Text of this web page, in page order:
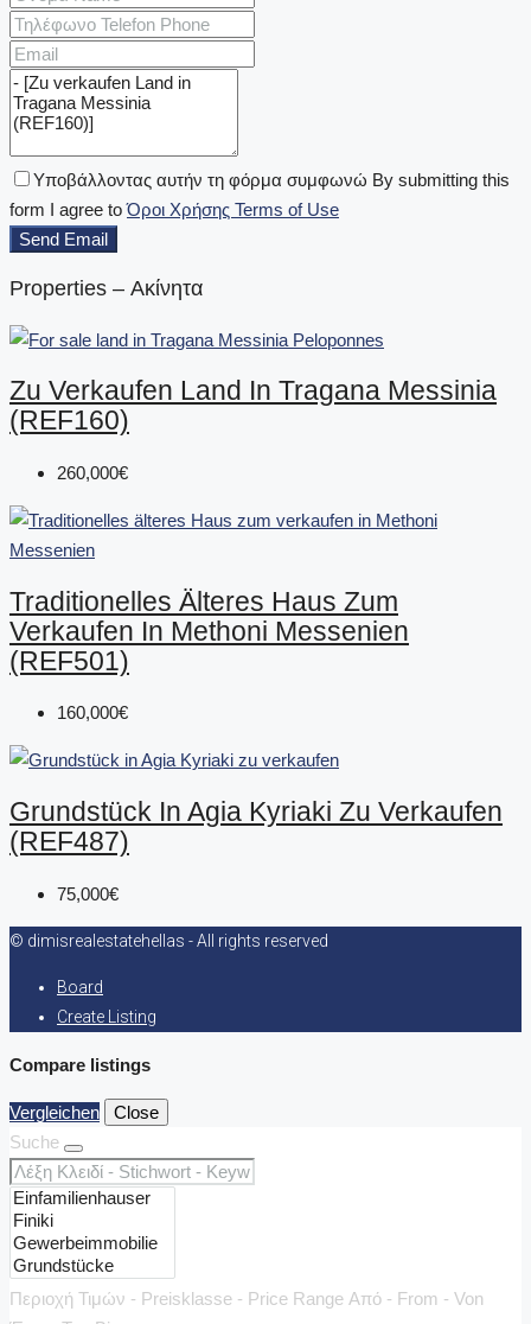
Υποβάλλοντας αυτήν τη φόρμα συμφωνώ By submitting this
form I agree toΌροι Χρήσης Terms of Use
Send Email
Properties – Ακίνητα
Zu Verkaufen Land In Tragana Messinia
(REF160)
260,000€
Traditionelles Älteres Haus Zum
Verkaufen In Methoni Messenien
(REF501)
160,000€
Grundstück In Agia Kyriaki Zu Verkaufen
(REF487)
75,000€
© dimisrealestatehellas - All rights reserved
Board
Create Listing
Compare listings
Vergleichen
Close
Suche
Περιοχή Τιμών - Preisklasse - Price Range Από - From - Von